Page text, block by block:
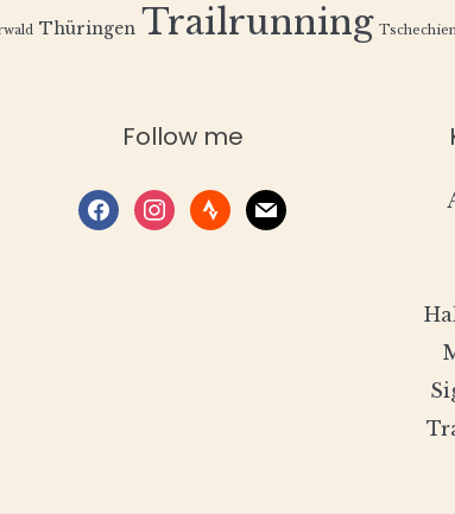
Thüringen Trailrunning
Follow me
facebookinstagram
stravamail